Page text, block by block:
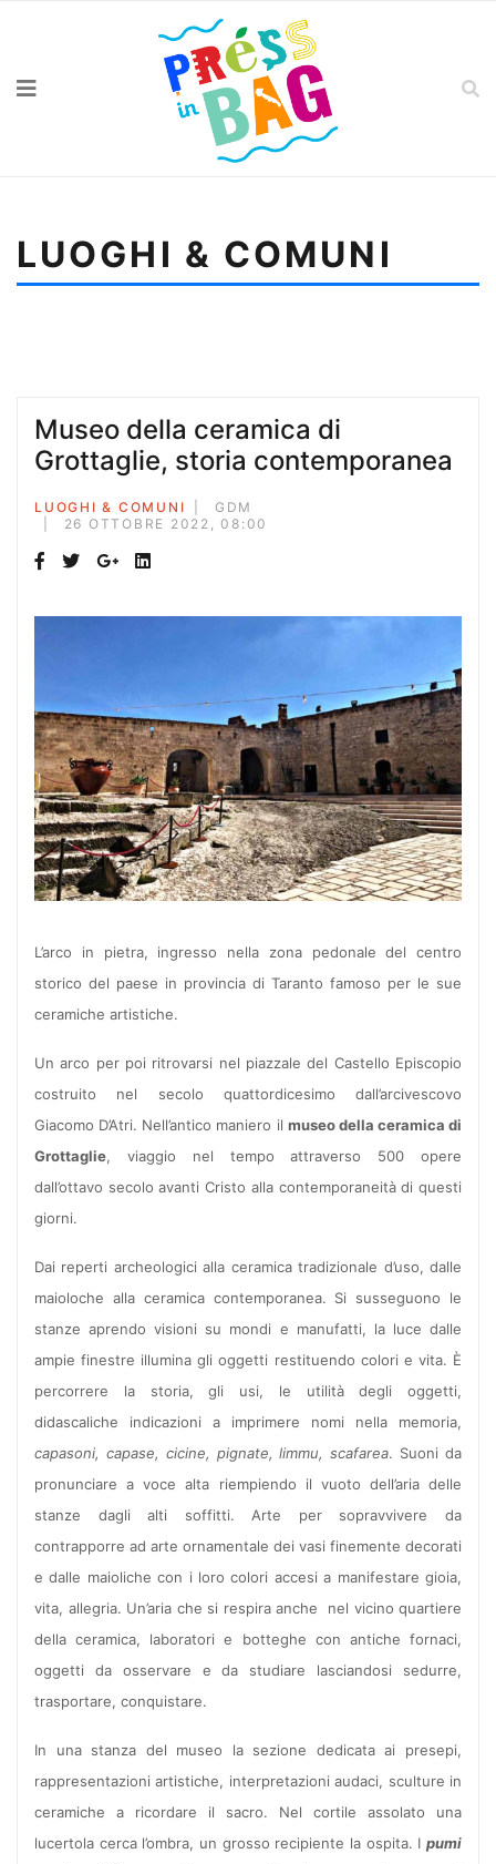
LUOGHI & COMUNI
Museo della ceramica di
Grottaglie, storia contemporanea
LUOGHI & COMUNI
GDM
26 OTTOBRE 2022, 08:00
L’arco in pietra, ingresso nella zona pedonale del centro
storico del paese in provincia di Taranto famoso per le sue
ceramiche artistiche.
Un arco per poi ritrovarsi nel piazzale del Castello Episcopio
costruito nel secolo quattordicesimo dall’arcivescovo
Giacomo D’Atri. Nell’antico maniero il museo della ceramica di
Grottaglie, viaggio nel tempo attraverso 500 opere
dall’ottavo secolo avanti Cristo alla contemporaneità di questi
giorni.
Dai reperti archeologici alla ceramica tradizionale d’uso, dalle
maioloche alla ceramica contemporanea. Si susseguono le
stanze aprendo visioni su mondi e manufatti, la luce dalle
ampie finestre illumina gli oggetti restituendo colori e vita. È
percorrere la storia, gli usi, le utilità degli oggetti,
didascaliche indicazioni a imprimere nomi nella memoria,
capasoni, capase, cicine, pignate, limmu, scafarea. Suoni da
pronunciare a voce alta riempiendo il vuoto dell’aria delle
stanze dagli alti soffitti. Arte per sopravvivere da
contrapporre ad arte ornamentale dei vasi finemente decorati
e dalle maioliche con i loro colori accesi a manifestare gioia,
vita, allegria. Un’aria che si respira anche nel vicino quartiere
della ceramica, laboratori e botteghe con antiche fornaci,
oggetti da osservare e da studiare lasciandosi sedurre,
trasportare, conquistare.
In una stanza del museo la sezione dedicata ai presepi,
rappresentazioni artistiche, interpretazioni audaci, sculture in
ceramiche a ricordare il sacro. Nel cortile assolato una
lucertola cerca l’ombra, un grosso recipiente la ospita. I pumi